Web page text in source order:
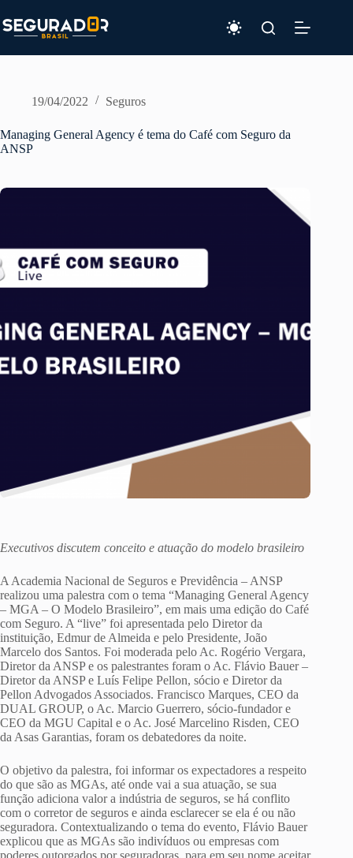
para
o
19/04/2022 Seguros
Managing General Agency é tema do Café com Seguro da
ANSP
Executivos discutem conceito e atuação do modelo brasileiro
A Academia Nacional de Seguros e Previdência – ANSP
realizou uma palestra com o tema “Managing General Agency
– MGA – O Modelo Brasileiro”, em mais uma edição do Café
com Seguro. A “live” foi apresentada pelo Diretor da
instituição, Edmur de Almeida e pelo Presidente, João
Marcelo dos Santos. Foi moderada pelo Ac. Rogério Vergara,
Diretor da ANSP e os palestrantes foram o Ac. Flávio Bauer –
Diretor da ANSP e Luís Felipe Pellon, sócio e Diretor da
Pellon Advogados Associados. Francisco Marques, CEO da
DUAL GROUP, o Ac. Marcio Guerrero, sócio-fundador e
CEO da MGU Capital e o Ac. José Marcelino Risden, CEO
da Asas Garantias, foram os debatedores da noite.
O objetivo da palestra, foi informar os expectadores a respeito
do que são as MGAs, até onde vai a sua atuação, se sua
função adiciona valor a indústria de seguros, se há conflito
com o corretor de seguros e ainda esclarecer se ela é ou não
seguradora. Contextualizando o tema do evento, Flávio Bauer
explicou que as MGAs são indivíduos ou empresas com